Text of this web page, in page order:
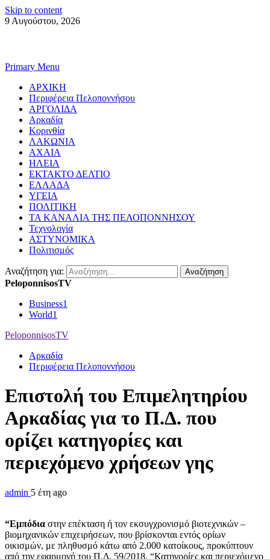
Skip to content
9 Αυγούστου, 2026
Primary Menu
ΑΡΧΙΚΗ
Περιφέρεια Πελοποννήσου
ΑΡΓΟΛΙΔΑ
Αρκαδία
Κορινθία
ΛΑΚΩΝΙΑ
ΑΧΑΙΑ
ΗΛΕΙΑ
ΕΚΤΑΚΤΟ ΔΕΛΤΙΟ
ΕΛΛΑΔΑ
ΥΓΕΙΑ
ΠΟΛΙΤΙΚΗ
ΤΑ ΚΑΝΑΛΙΑ ΤΗΣ ΠΕΛΟΠΟΝΝΗΣΟΥ
Τεχνολογία
ΑΣΤΥΝΟΜΙΚΑ
Πολιτισμός
Αναζήτηση για:
PeloponnisosTV
Business1
World1
PeloponnisosTV
Αρκαδία
Περιφέρεια Πελοποννήσου
Επιστολή του Επιμελητηρίου
Αρκαδίας για το Π.Δ. που
ορίζει κατηγορίες και
περιεχόμενο χρήσεων γης
admin 5 έτη ago
“Εμπόδια στην επέκταση ή τον εκσυγχρονισμό βιοτεχνικών –
βιομηχανικών επιχειρήσεων, που βρίσκονται εντός ορίων
οικισμών, με πληθυσμό κάτω από 2.000 κατοίκους, προκύπτουν
από την εφαρμογή του Π.Δ. 59/2018, “Κατηγορίες και περιεχόμενο